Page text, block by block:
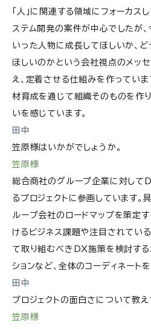
「人」に関連する領域にフォーカス
ステム開発の案件が中心でしたが
いった人物に成長してほしいか、
ほしいのかという会社視点のメッ
え、定着させる仕組みを作っていま
材育成を通じて組織そのものを作
いを感じています。
田中
笠原様はいかがでしょうか。
笠原様
総合商社のグループ企業に対して
るプロジェクトに参画しています。
ループ会社のロードマップを策定
けるビジネス課題や注目されてい
て取り組むべきDX施策を検討する
ションなど、全体のコーディネート
田中
プロジェクトの面白さについて教え
笠原様